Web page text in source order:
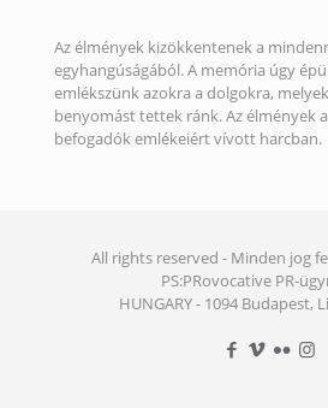
Az élmények kizökkentenek a
egyhangúságából. A memória úgy
emlékszünk azokra a dolgokra,
benyomást tettek ránk. Az élmények
befogadók emlékeiért vívott harcban.
All rights reserved - Minden jog
PS:PRovocative PR-
HUNGARY - 1094 Budapest,